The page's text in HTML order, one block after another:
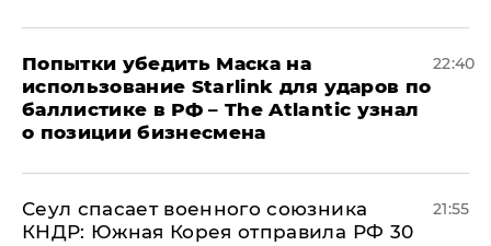
Попытки убедить Маска на
использование Starlink для ударов по
баллистике в РФ – The Atlantic узнал
о позиции бизнесмена
22:40
​Сеул спасает военного союзника
КНДР: Южная Корея отправила РФ 30
21:55